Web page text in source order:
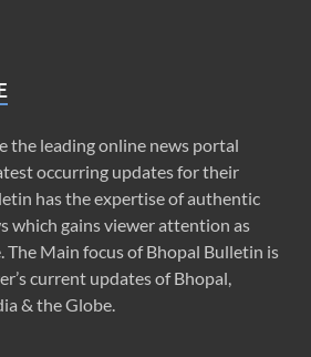
the leading online news portal
occurring updates for their
has the expertise of authentic
which gains viewer attention as
The Main focus of Bhopal Bulletin is
current updates of Bhopal,
& the Globe.